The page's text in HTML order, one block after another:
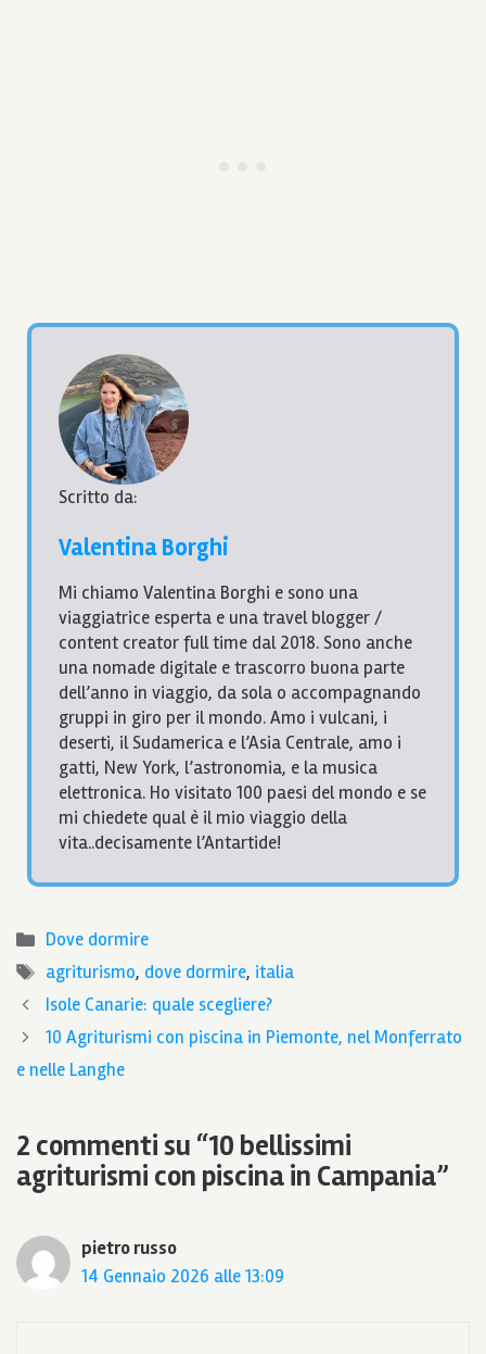
Scritto da:
Valentina Borghi
Mi chiamo Valentina Borghi e sono una
viaggiatrice esperta e una travel blogger /
content creator full time dal 2018. Sono anche
una nomade digitale e trascorro buona parte
dell’anno in viaggio, da sola o accompagnando
gruppi in giro per il mondo. Amo i vulcani, i
deserti, il Sudamerica e l’Asia Centrale, amo i
gatti, New York, l’astronomia, e la musica
elettronica. Ho visitato 100 paesi del mondo e se
mi chiedete qual è il mio viaggio della
vita..decisamente l’Antartide!
Categorie
Dove dormire
Tag
agriturismo, dove dormire, italia
Isole Canarie: quale scegliere?
10 Agriturismi con piscina in Piemonte, nel Monferrato
e nelle Langhe
2 commenti su “10 bellissimi
agriturismi con piscina in Campania”
pietro russo
14 Gennaio 2026 alle 13:09